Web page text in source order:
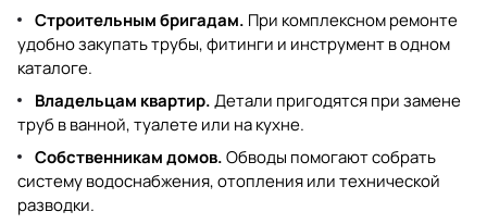
Строительным бригадам. При комплексном ремонте
удобно закупать трубы, фитинги и инструмент в одном
каталоге.
Владельцам квартир.Детали пригодятся при замене
труб в ванной, туалете или на кухне.
Собственникам домов.Обводы помогают собрать
систему водоснабжения, отопления или технической
разводки.